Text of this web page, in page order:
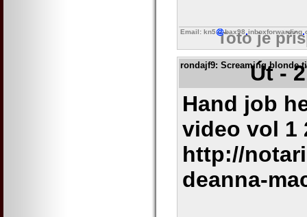
Email: kn5 bax98 inboxforwarding
Toto je
rondajf9: Screaming blonde
Út -
Hand job
video vol 1
http://
deanna-